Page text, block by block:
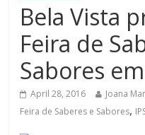
Bela Vista
Feira de
Sabores
April 28, 2016 Joana
Feira de Saberes e Sabores,